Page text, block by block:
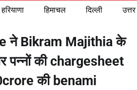
हरियाणा हिमाचल दिल्ली
ने Bikram Majithia के
पन्नों की chargesheet
की benami